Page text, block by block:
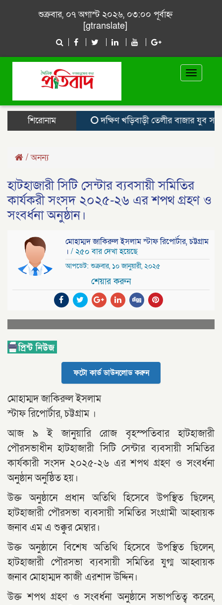
শুক্রবার, ০৭ অগাস্ট ২০২৬, ০৩:০০ পূর্বাহ্ন
[gtranslate]
Toggle
শিরোনাম দক্ষিণ খড়িবাড়ী তেলীর বাজার যুব
/অনন্য
হাটহাজারী সিটি সেন্টার ব্যবসায়ী সমিতির
কার্যকরী সংসদ ২০২৫-২৬ এর শপথ গ্রহণ ও
সংবর্ধনা অনুষ্ঠান।
মোহাম্মদ জাকিরুল ইসলাম স্টাফ রিপোর্টার, চট্টগ্রাম
। / ২৫০ বার দেখা হয়েছে
আপডেট: শুক্রবার, ১০ জানুয়ারী, ২০২৫
শেয়ার করুন
ফটো কার্ড ডাউনলোড করুন
মোহাম্মদ জাকিরুল ইসলাম
স্টাফ রিপোর্টার, চট্টগ্রাম ।
আজ ৯ ই জানুয়ারি রোজ বৃহস্পতিবার হাটহাজারী
পৌরসভাধীন হাটহাজারী সিটি সেন্টার ব্যবসায়ী সমিতির
কার্যকারী সংসদ ২০২৫-২৬ এর শপথ গ্রহণ ও সংবর্ধনা
অনুষ্ঠান অনুষ্ঠিত হয়।
উক্ত অনুষ্ঠানে প্রধান অতিথি হিসেবে উপস্থিত ছিলেন,
হাটহাজারী পৌরসভা ব্যবসায়ী সমিতির সংগ্রামী আহ্বায়ক
জনাব এম এ শুক্কুর মেম্বার।
উক্ত অনুষ্ঠানে বিশেষ অতিথি হিসেবে উপস্থিত ছিলেন,
হাটহাজারী পৌরসভা ব্যবসায়ী সমিতির যুগ্ম আহ্বায়ক
জনাব মোহাম্মদ কাজী এরশাদ উদ্দিন।
উক্ত শপথ গ্রহণ ও সংবর্ধনা অনুষ্ঠানে সভাপতিত্ব করেন,